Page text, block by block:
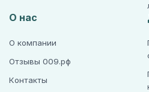
О нас
О компании
Отзывы 009.рф
Контакты